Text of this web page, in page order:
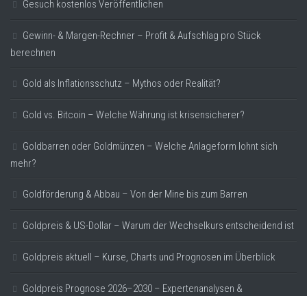
Gesuch kostenlos Veröffentlichen
Gewinn- & Margen-Rechner – Profit & Aufschlag pro Stück
berechnen
Gold als Inflationsschutz – Mythos oder Realität?
Gold vs. Bitcoin – Welche Währung ist krisensicherer?
Goldbarren oder Goldmünzen – Welche Anlageform lohnt sich
mehr?
Goldförderung & Abbau – Von der Mine bis zum Barren
Goldpreis & US-Dollar – Warum der Wechselkurs entscheidend ist
Goldpreis aktuell – Kurse, Charts und Prognosen im Überblick
Goldpreis Prognose 2026–2030 – Expertenanalysen &